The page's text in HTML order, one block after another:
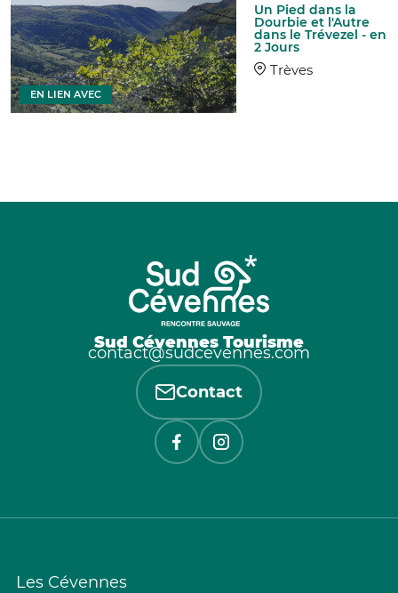
Un Pied dans la
Dourbie et l'Autre
dans le Trévezel - en
2 Jours
Trèves
EN LIEN AVEC
Sud Cévennes Tourisme
contact@sudcevennes.com
Contact
Les Cévennes